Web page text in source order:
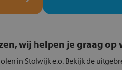
wij helpen je graag op
in Stolwijk e.o. Bekijk de